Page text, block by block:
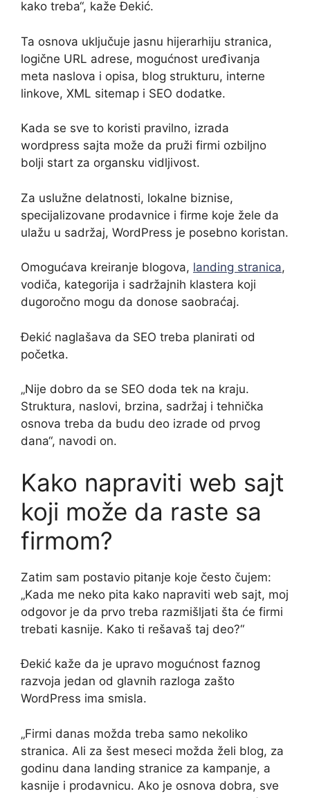
kako treba“, kaže Đekić.
Ta osnova uključuje jasnu hijerarhiju stranica,
logične URL adrese, mogućnost uređivanja
meta naslova i opisa, blog strukturu, interne
linkove, XML sitemap i SEO dodatke.
Kada se sve to koristi pravilno, izrada
wordpress sajta može da pruži firmi ozbiljno
bolji start za organsku vidljivost.
Za uslužne delatnosti, lokalne biznise,
specijalizovane prodavnice i firme koje žele da
ulažu u sadržaj, WordPress je posebno koristan.
Omogućava kreiranje blogova, landing stranica,
vodiča, kategorija i sadržajnih klastera koji
dugoročno mogu da donose saobraćaj.
Đekić naglašava da SEO treba planirati od
početka.
„Nije dobro da se SEO doda tek na kraju.
Struktura, naslovi, brzina, sadržaj i tehnička
osnova treba da budu deo izrade od prvog
dana“, navodi on.
Kako napraviti web sajt
koji može da raste sa
firmom?
Zatim sam postavio pitanje koje često čujem:
„Kada me neko pita kako napraviti web sajt, moj
odgovor je da prvo treba razmišljati šta će firmi
trebati kasnije. Kako ti rešavaš taj deo?“
Đekić kaže da je upravo mogućnost faznog
razvoja jedan od glavnih razloga zašto
WordPress ima smisla.
„Firmi danas možda treba samo nekoliko
stranica. Ali za šest meseci možda želi blog, za
godinu dana landing stranice za kampanje, a
kasnije i prodavnicu. Ako je osnova dobra, sve